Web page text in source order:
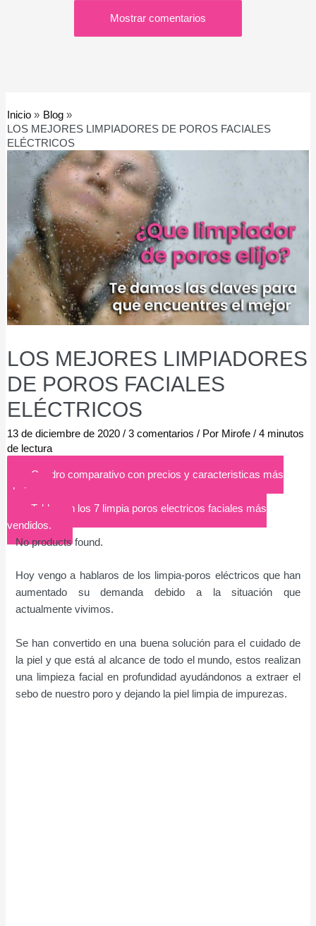
Mostrar comentarios
Inicio
Blog
LOS MEJORES LIMPIADORES DE POROS FACIALES
ELÉCTRICOS
LOS MEJORES LIMPIADORES
DE POROS FACIALES
ELÉCTRICOS
13 de diciembre de 2020/ 3 comentarios / Por Mirofe / 4 minutos
de lectura
Cuadro comparativo con precios y caracteristicas más
abajo
Tabla con los 7 limpia poros electricos faciales más
vendidos.
No products found.
Hoy vengo a hablaros de los limpia-poros eléctricos que han
aumentado su demanda debido a la situación que
actualmente vivimos.
Se han convertido en una buena solución para el cuidado de
la piel y que está al alcance de todo el mundo, estos realizan
una limpieza facial en profundidad ayudándonos a extraer el
sebo de nuestro poro y dejando la piel limpia de impurezas.